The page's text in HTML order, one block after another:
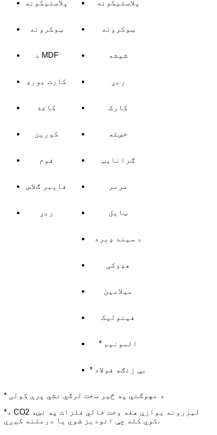
پلاستیکونه پلاستیکونه
ټوکرونه ټوکرونه
د MDF شیشه
کارت بورډ ربړ
کاغذ کارک
کورین خښته
فوم ګرانایټ
فایبر ګلاس مرمر
ربړ ټایل
د سیند ډبره
هډوکی
میلامین
فینولیک
* المونیم
* بې زنګه فولاد
* د مهوګني په څیر سخت لرګي نشي پرې کولی
*د CO2 لیزرونه یوازې هغه وخت خالي فلزات په نښه
کوي کله چې انودیز شوي یا درملنه کیږي.